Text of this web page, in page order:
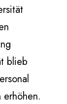
blieb